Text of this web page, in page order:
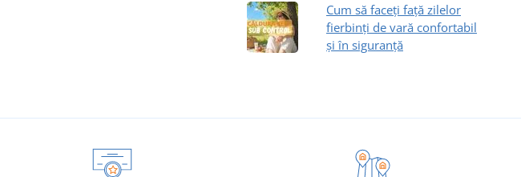
Cum să faceți față zilelor
fierbinți de vară confortabil
și în siguranță